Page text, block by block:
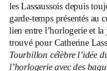
les Lassaussois depuis
garde-temps présentés
lien entre l’horlogerie et
trouvé pour Catherine
Tourbillon célèbre l’idée
l’horlogerie avec des